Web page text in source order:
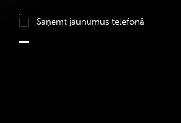
Saņemt jaunumus telefonā